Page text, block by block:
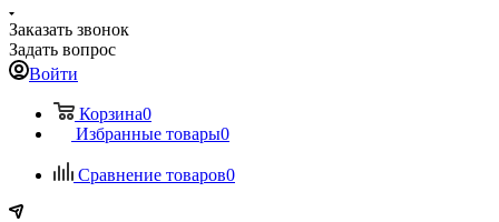
Заказать звонок
Задать вопрос
Войти
Корзина0
Избранные товары0
Сравнение товаров0